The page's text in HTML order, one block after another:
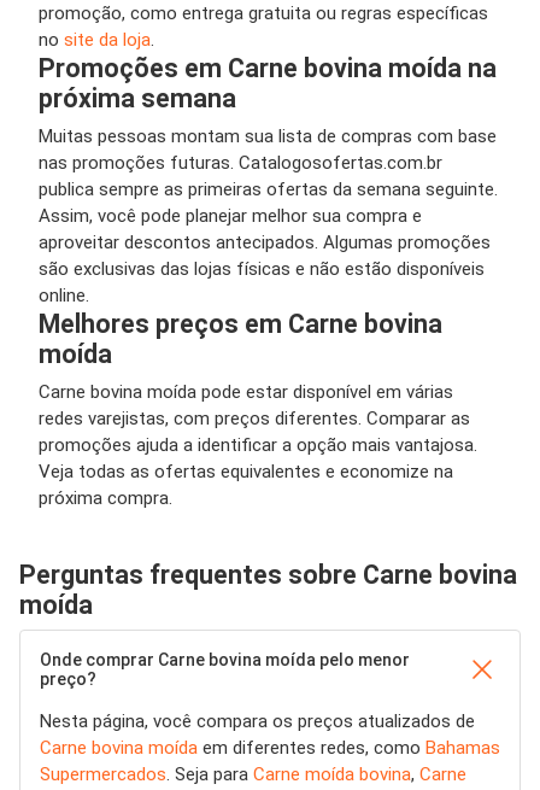
promoção, como entrega gratuita ou regras específicas
no site da loja.
Promoções em Carne bovina moída na
próxima semana
Muitas pessoas montam sua lista de compras com base
nas promoções futuras. Catalogosofertas.com.br
publica sempre as primeiras ofertas da semana seguinte.
Assim, você pode planejar melhor sua compra e
aproveitar descontos antecipados. Algumas promoções
são exclusivas das lojas físicas e não estão disponíveis
online.
Melhores preços em Carne bovina
moída
Carne bovina moída pode estar disponível em várias
redes varejistas, com preços diferentes. Comparar as
promoções ajuda a identificar a opção mais vantajosa.
Veja todas as ofertas equivalentes e economize na
próxima compra.
Perguntas frequentes sobre Carne bovina
moída
Onde comprar Carne bovina moída pelo menor
preço?
Nesta página, você compara os preços atualizados de
Carne bovina moída em diferentes redes, como Bahamas
Supermercados. Seja para Carne moída bovina, Carne